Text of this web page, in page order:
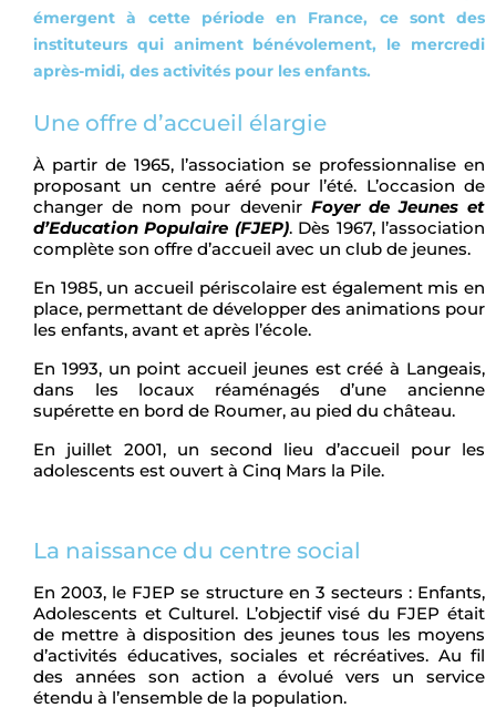
émergent à cette période en France, ce sont des
instituteurs qui animent bénévolement, le mercredi
après-midi, des activités pour les enfants.
Une offre d’accueil élargie
À partir de 1965, l’association se professionnalise en
proposant un centre aéré pour l’été. L’occasion de
changer de nom pour devenir Foyer de Jeunes et
d’Education Populaire (FJEP). Dès 1967, l’association
complète son offre d’accueil avec un club de jeunes.
En 1985, un accueil périscolaire est également mis en
place, permettant de développer des animations pour
les enfants, avant et après l’école.
En 1993, un point accueil jeunes est créé à Langeais,
dans les locaux réaménagés d’une ancienne
supérette en bord de Roumer, au pied du château.
En juillet 2001, un second lieu d’accueil pour les
adolescents est ouvert à Cinq Mars la Pile.
La naissance du centre social
En 2003, le FJEP se structure en 3 secteurs : Enfants,
Adolescents et Culturel. L’objectif visé du FJEP était
de mettre à disposition des jeunes tous les moyens
d’activités éducatives, sociales et récréatives. Au fil
des années son action a évolué vers un service
étendu à l’ensemble de la population.